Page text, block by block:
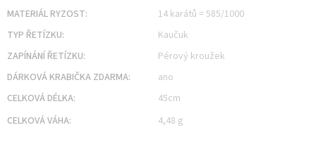
MATERIÁL RYZOST:
14 karátů = 585/1000
TYP ŘETÍZKU:
Kaučuk
ZAPÍNÁNÍ ŘETÍZKU:
Pérový kroužek
DÁRKOVÁ KRABIČKA ZDARMA:
ano
CELKOVÁ DÉLKA:
45cm
CELKOVÁ VÁHA: 4,48 g